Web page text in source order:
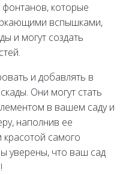
которые
вспышками,
и могут создать
и добавлять в
Они могут стать
в вашем саду и
наполнив ее
самого
уверены, что ваш сад